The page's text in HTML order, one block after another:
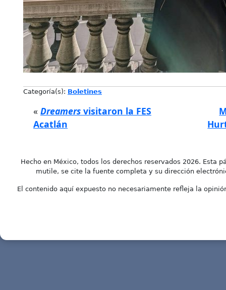
Categoría(s): Boletines
« Dreamers visitaron la FES
Acatlán
Hecho en México, todos los derechos reservados 2026. Esta
mutile, se cite la fuente completa y su dirección
El contenido aquí expuesto no necesariamente refleja la